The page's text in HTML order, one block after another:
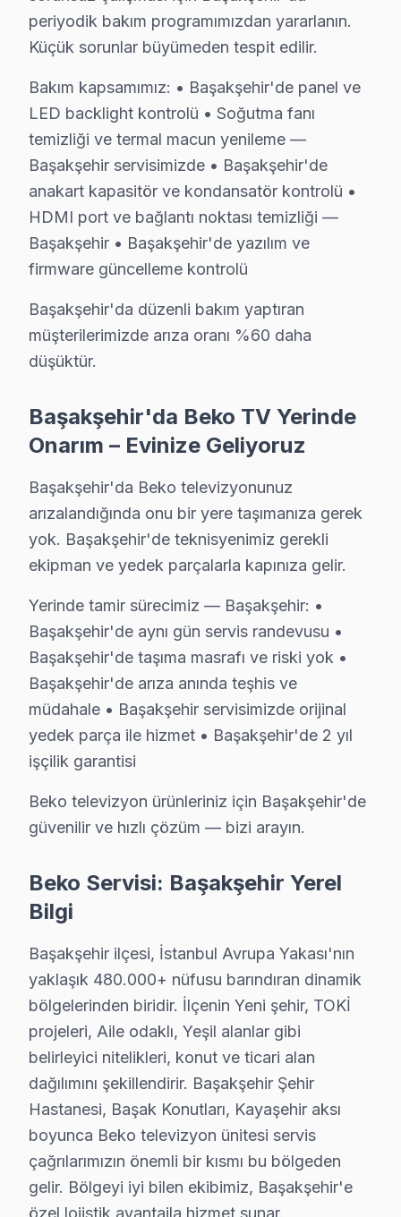
Orta yaş grubundaki bireyler, genellikle Full HD LCD
Genç nesil ise 4K OLED Beko televizyon'lere
Başakşehir’de ulaşım ağı oldukça geniş bir
Beko Tamir vs Yenileme: Kuşağa Göre Karar
Başakşehir'den gelen Beko set arızaları arasında en
1.Backlight Sorunu:Çoğu Full HD LCD modelde,
2.Yazılım Problemleri:Birçok Beko TV, zaman zaman
Panel Arızaları:
Özellikle OLED modellerde, panel
5.Güç Kartı Problemleri:Televizyonun açılmaması
Sonuç olarak, her yaş grubunun televizyon
Altınşehir'de Beko TV Servisi
Bahçeşehir 1. Kısım'da Beko TV Servisi
Bahçeşehir 1. Kısım, modern konutları ve sosyal
Bahçeşehir 2. Kısım, sakin atmosferi ve düzenli
Başak'ta Beko TV Servisi
Başak mahallesi, dinamik bir yerleşim alanı olarak
Başakşehir'de Beko TV Servisi
Başakşehir, geniş yaşam alanları ile oldukça tercih
Güvercintepe'de Beko TV Servisi
Güvercintepe, son yıllarda hızla gelişen bir yaşam
Kayabaşı'nda Beko TV Servisi
Kayabaşı, yoğun konut yapımı ile dikkat çeken bir
Kayaşehir'de Beko TV Servisi
Kayaşehir, şehir hayatının karmaşasından uzak,
Şahintepe'de Beko TV Servisi
Şahintepe, gelişmekte olan bir yerleşim alanıdır. Bu
Şamlar'da Beko TV Servisi
Şamlar, yeşil alanları ve düzenli konutları ile göz
Ziya Gökalp'ta Beko TV Servisi
Ziya Gökalp, büyüyen bir yerleşim alanıdır ve burada
periyodik bakım programımızdan yararlanın.
Küçük sorunlar büyümeden tespit edilir.
Bakım kapsamımız: • Başakşehir'de panel ve
LED backlight kontrolü • Soğutma fanı
temizliği ve termal macun yenileme —
Başakşehir servisimizde • Başakşehir'de
anakart kapasitör ve kondansatör kontrolü •
HDMI port ve bağlantı noktası temizliği —
Başakşehir • Başakşehir'de yazılım ve
firmware güncelleme kontrolü
Başakşehir'da düzenli bakım yaptıran
müşterilerimizde arıza oranı %60 daha
düşüktür.
Başakşehir'da Beko TV Yerinde
Onarım – Evinize Geliyoruz
Başakşehir'da Beko televizyonunuz
arızalandığında onu bir yere taşımanıza gerek
yok. Başakşehir'de teknisyenimiz gerekli
ekipman ve yedek parçalarla kapınıza gelir.
Yerinde tamir sürecimiz — Başakşehir: •
Başakşehir'de aynı gün servis randevusu •
Başakşehir'de taşıma masrafı ve riski yok •
Başakşehir'de arıza anında teşhis ve
müdahale • Başakşehir servisimizde orijinal
yedek parça ile hizmet • Başakşehir'de 2 yıl
işçilik garantisi
Beko televizyon ürünleriniz için Başakşehir'de
güvenilir ve hızlı çözüm — bizi arayın.
Beko Servisi: Başakşehir Yerel
Bilgi
Başakşehir ilçesi, İstanbul Avrupa Yakası'nın
yaklaşık 480.000+ nüfusu barındıran dinamik
bölgelerinden biridir. İlçenin Yeni şehir, TOKİ
projeleri, Aile odaklı, Yeşil alanlar gibi
belirleyici nitelikleri, konut ve ticari alan
dağılımını şekillendirir. Başakşehir Şehir
Hastanesi, Başak Konutları, Kayaşehir aksı
boyunca Beko televizyon ünitesi servis
çağrılarımızın önemli bir kısmı bu bölgeden
gelir. Bölgeyi iyi bilen ekibimiz, Başakşehir'e